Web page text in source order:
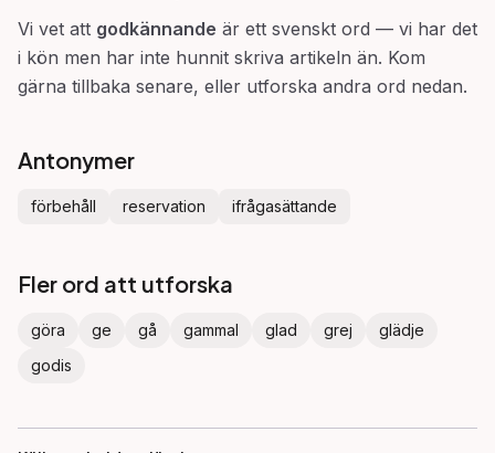
Vi vet att godkännande är ett svenskt ord — vi har det
i kön men har inte hunnit skriva artikeln än. Kom
gärna tillbaka senare, eller utforska andra ord nedan.
Antonymer
förbehåll reservation ifrågasättande
Fler ord att utforska
göra ge gå gammal glad grej
glädje
godis